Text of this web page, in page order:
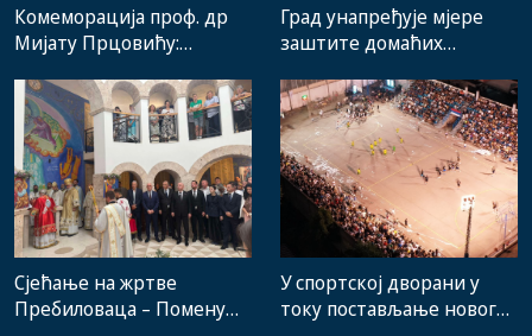
Комеморација проф. др
Мијату Прцовићу:
стручњака и човјека који
је Требиње носио у срцу
Град унапређује мјере
заштите домаћих
градске пијаце
Сјећање на жртве
Пребиловаца – Помену
У спортској дворани у
току постављање новог